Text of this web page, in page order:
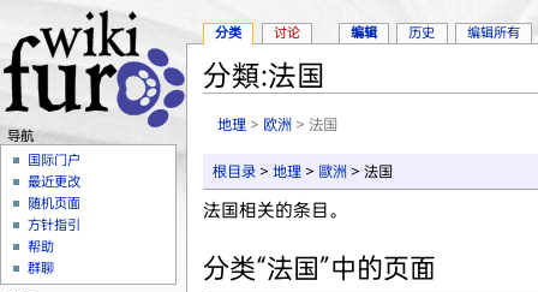
分類:法国
地理 > 欧洲 > 法国
根目录 >地理 > 歐洲 > 法国
法国相关的条目。
分类“法国”中的页面
分类 讨论 编辑 历史 编辑所有
导航
国际门户
最近更改
随机页面
方针指引
帮助
群聊